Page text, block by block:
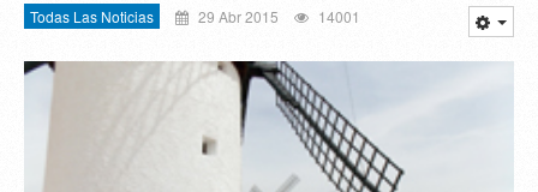
Todas Las Noticias 29 Abr 2015 14001